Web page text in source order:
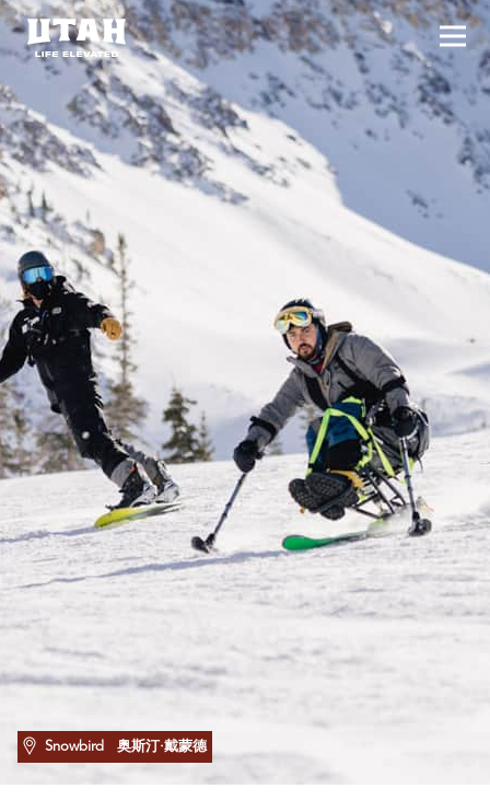
Skip to content
切换
Snowbird 奥斯汀·戴蒙德